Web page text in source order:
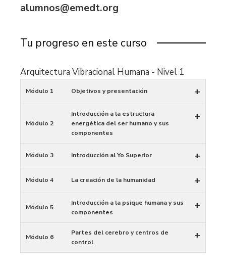
alumnos@emedt.org
Tu progreso en este curso
Arquitectura Vibracional Humana - Nivel 1
Módulo 1 Objetivos y presentación +
Módulo 2
Introducción a la estructura
energética del ser humano y sus
componentes
+
Módulo 3 Introducción al Yo Superior +
Módulo 4 La creación de la humanidad +
Módulo 5
Introducción a la psique humana y sus
componentes
+
Módulo 6
Partes del cerebro y centros de
control
+